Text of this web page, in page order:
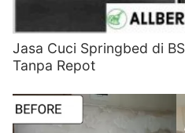
Jasa Cuci Springbed di
Tanpa Repot